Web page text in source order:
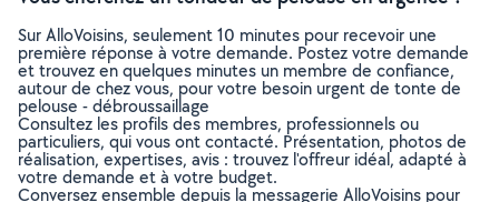
Sur AlloVoisins, seulement 10 minutes pour recevoir une
première réponse à votre demande. Postez votre demande
et trouvez en quelques minutes un membre de confiance,
autour de chez vous, pour votre besoin urgent de tonte de
pelouse - débroussaillage
Consultez les profils des membres, professionnels ou
particuliers, qui vous ont contacté. Présentation, photos de
réalisation, expertises, avis : trouvez l'offreur idéal, adapté à
votre demande et à votre budget.
Conversez ensemble depuis la messagerie AlloVoisins pour